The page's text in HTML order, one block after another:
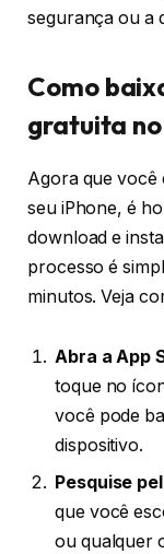
segurança ou a
Como
gratuita no
Agora que você
seu iPhone, é
download e
processo é
minutos. Veja
Abra a App
toque no
você pode
dispositivo.
Pesquise
que você
ou qualquer